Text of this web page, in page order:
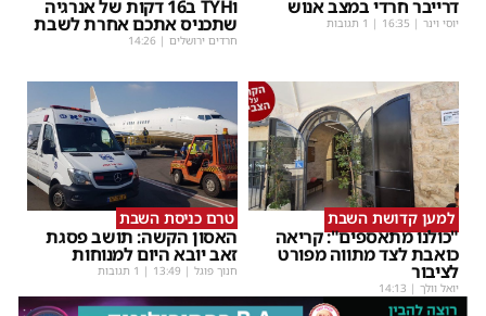
דרייבר חרדי במצב אנוש
יוסי וינר |
16:35 | 1 תגובות
וTYH ב16 דקות של אנרגיה
שתכניס אתכם אחרת לשבת
חרדים ירושלים |
14:26
למען קדושת השבת
"כולנו מתאספים": קריאה
כואבת לצד מתווה מפורט
לציבור
יואל וולך |
14:13
טרם כניסת השבת
האסון הקשה: תושב פסגת
זאב יובא היום למנוחות
חנוך פוגל |
13:49 | 1 תגובות